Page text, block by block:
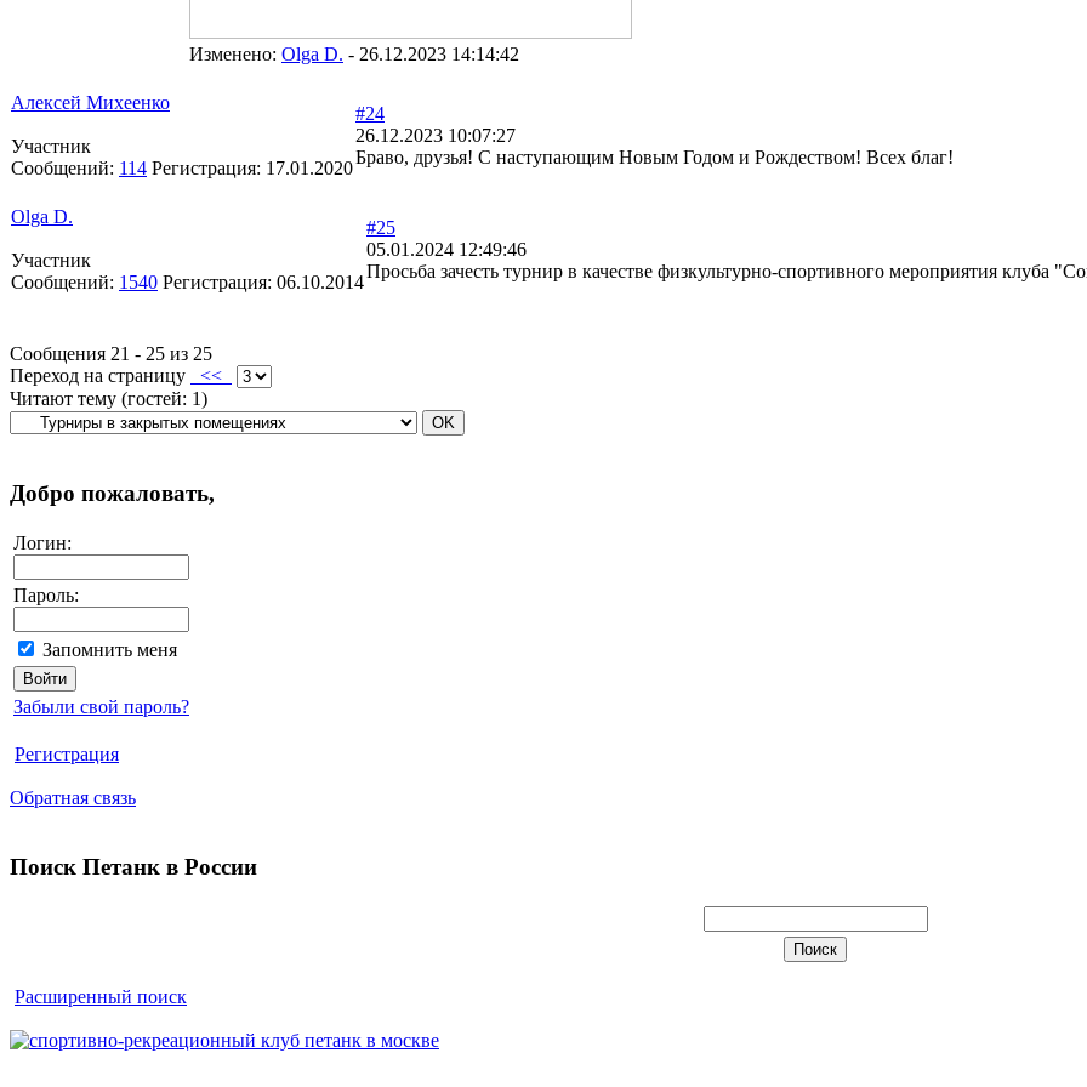
Изменено: Olga D. - 26.12.2023 14:14:42
Алексей Михеенко
Участник
Сообщений: 114 Регистрация: 17.01.2020
#24
26.12.2023 10:07:27
Браво, друзья! С наступающим Новым Годом и Рождеством! Всех благ!
Olga D.
Участник
Сообщений: 1540 Регистрация: 06.10.2014
#25
05.01.2024 12:49:46
Просьба зачесть турнир в качестве физкультурно-спортивного мероприятия клуба
Сообщения 21 - 25 из 25
Переход на страницу
<<
Читают тему (гостей: 1)
Добро пожаловать,
Логин:
Пароль:
Запомнить меня
Забыли свой пароль?
Регистрация
Обратная связь
Поиск Петанк в России
Расширенный поиск